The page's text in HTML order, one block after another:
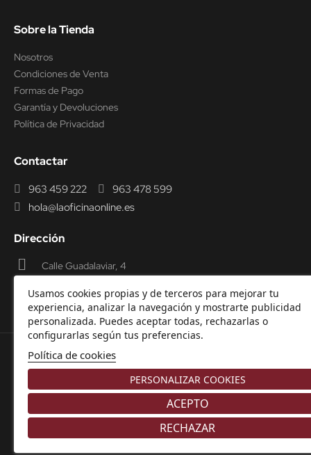
Usamos cookies propias y de terceros para mejorar tu
experiencia, analizar la navegación y mostrarte publicidad
personalizada. Puedes aceptar todas, rechazarlas o
configurarlas según tus preferencias.
Política de cookies
PERSONALIZAR COOKIES
RECHAZAR
ACEPTO
Sobre la Tienda
Nosotros
Condiciones de Venta
Formas de Pago
Garantía y Devoluciones
Política de Privacidad
Contactar
963 459 222
963 478 599
hola@laoficinaonline.es
Dirección
Calle Guadalaviar, 4
© 2000-2026 Laoficinaonline.
Aviso Legal-Política de cookies-Política de
Privacidad-Garantía y Devoluciones.